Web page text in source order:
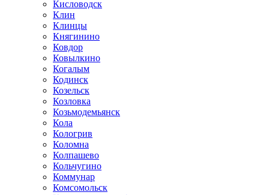
Кисловодск
Клин
Клинцы
Княгинино
Ковдор
Ковылкино
Когалым
Кодинск
Козельск
Козловка
Козьмодемьянск
Кола
Кологрив
Коломна
Колпашево
Кольчугино
Коммунар
Комсомольск